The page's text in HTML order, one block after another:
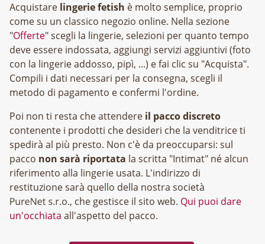
Acquistare lingerie fetish è molto semplice, proprio
come su un classico negozio online. Nella sezione
"Offerte" scegli la lingerie, selezioni per quanto tempo
deve essere indossata, aggiungi servizi aggiuntivi (foto
con la lingerie addosso, pipì, ...) e fai clic su "Acquista".
Compili i dati necessari per la consegna, scegli il
metodo di pagamento e confermi l'ordine.
Poi non ti resta che attendere il pacco discreto
contenente i prodotti che desideri che la venditrice ti
spedirà al più presto. Non c'è da preoccuparsi: sul
pacco non sarà riportata la scritta "Intimat" né alcun
riferimento alla lingerie usata. L'indirizzo di
restituzione sarà quello della nostra società
, che gestisce il sito web. Qui puoi dare
un'occhiata all'aspetto del pacco.